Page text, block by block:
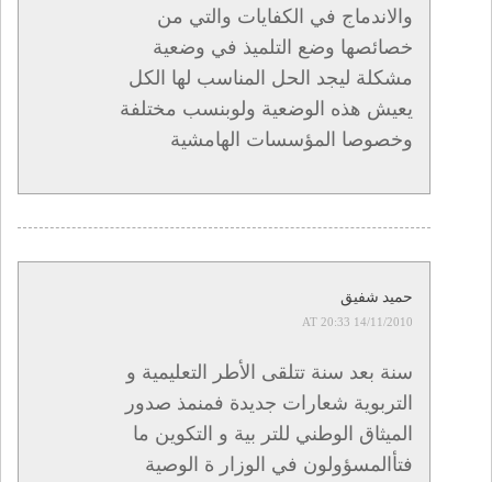
والاندماج في الكفايات والتي من
خصائصها وضع التلميذ في وضعية
مشكلة ليجد الحل المناسب لها الكل
يعيش هذه الوضعية ولوبنسب مختلفة
وخصوصا المؤسسات الهامشية
حميد شفيق
14/11/2010 AT 20:33
سنة بعد سنة تتلقى الأطر التعليمية و
التربوية شعارات جديدة فمنمذ صدور
الميثاق الوطني للتر بية و التكوين ما
فتأالمسؤولون في الوزار ة الوصية